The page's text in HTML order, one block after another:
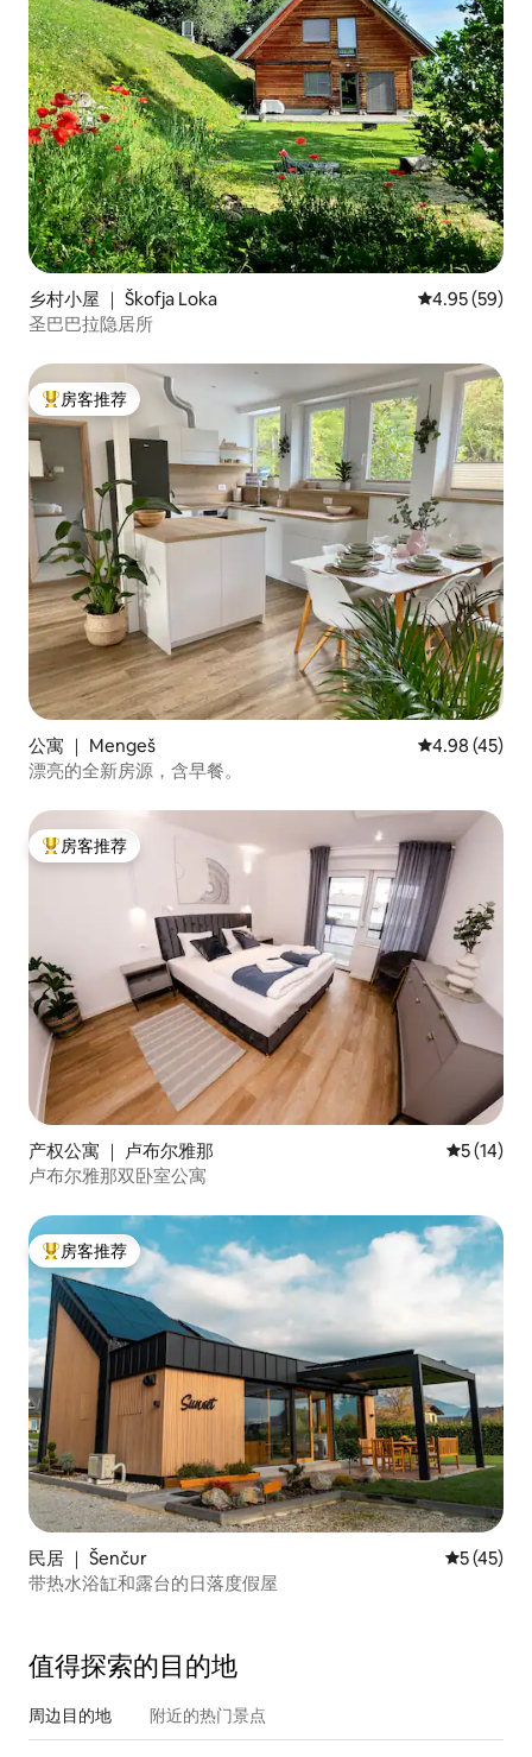
乡村小屋 ｜ Škofja Loka 平均评分
4.95 (59)
圣巴巴拉隐居所
热门「房客推荐」
房客推荐
公寓 ｜ Mengeš 平均评分
4.98 (45)
漂亮的全新房源，含早餐。
热门「房客推荐」
房客推荐
产权公寓 ｜ 卢布尔雅那 平均评分
5 (14)
卢布尔雅那双卧室公寓
热门「房客推荐」
房客推荐
民居 ｜ Šenčur 平均评分
5 (45)
带热水浴缸和露台的日落度假屋
值得探索的目的地
周边目的地 附近的热门景点